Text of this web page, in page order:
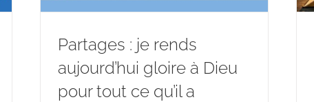
Partages : je rends
aujourd’hui gloire à Dieu
pour tout ce qu’il a